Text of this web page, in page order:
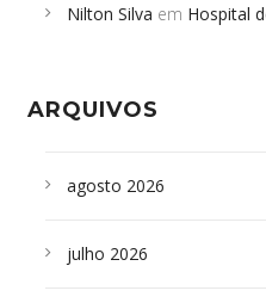
desabamento em São
sepultados em SP
Nilton Silva em Hospital
ARQUIVOS
agosto 2026
julho 2026